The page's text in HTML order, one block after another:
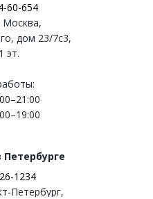
60-654
Москва,
дом 23/7c3,
эт.
1234
Петербург,